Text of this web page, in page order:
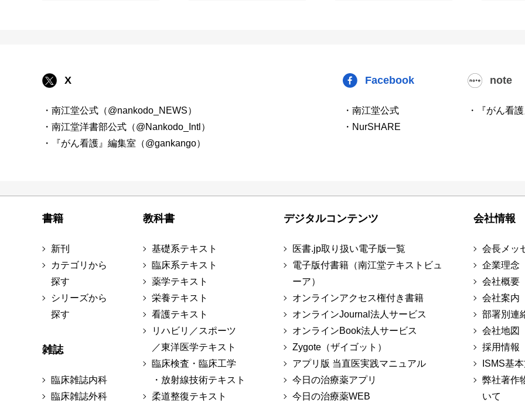
X
・南江堂公式（@nankodo_NEWS）
・南江堂洋書部公式（@Nankodo_Intl）
・『がん看護』編集室（@gankango）
Facebook
・南江堂公式
・NurSHARE
note
・『がん看
書籍
新刊
カテゴリから
探す
シリーズから
探す
雑誌
臨床雑誌内科
臨床雑誌外科
教科書
基礎系テキスト
臨床系テキスト
薬学テキスト
栄養テキスト
看護テキスト
リハビリ／スポーツ
／東洋医学テキスト
臨床検査・臨床工学
・放射線技術テキスト
柔道整復テキスト
デジタルコンテンツ
医書.jp取り扱い電子版一覧
電子版付書籍（南江堂テキストビュ
ーア）
オンラインアクセス権付き書籍
オンラインJournal法人サービス
オンラインBook法人サービス
Zygote（ザイゴット）
アプリ版 当直医実践マニュアル
今日の治療薬アプリ
今日の治療薬WEB
会社情報
会長メッ
企業理念
会社概要
会社案内
部署別連
会社地図
採用情報
ISMS基
弊社著作
いて